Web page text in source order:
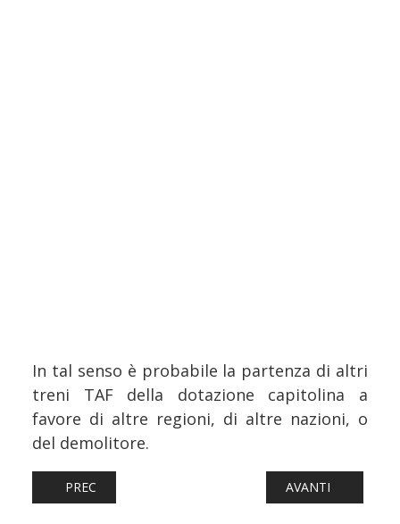
In tal senso è probabile la partenza di altri
treni TAF della dotazione capitolina a
favore di altre regioni, di altre nazioni, o
del demolitore.
ARTICOLO PRECEDENTE: FERROVIE: FLIXTRAIN, NUOVI
PREC ARTICOLO
AVANTI